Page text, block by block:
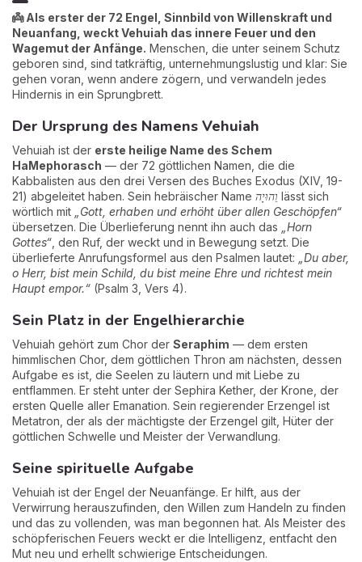
👼 Als erster der 72 Engel, Sinnbild von Willenskraft und
Neuanfang, weckt Vehuiah das innere Feuer und den
Wagemut der Anfänge. Menschen, die unter seinem Schutz
geboren sind, sind tatkräftig, unternehmungslustig und klar: Sie
gehen voran, wenn andere zögern, und verwandeln jedes
Hindernis in ein Sprungbrett.
Der Ursprung des Namens Vehuiah
Vehuiah ist der erste heilige Name des Schem
HaMephorasch — der 72 göttlichen Namen, die die
Kabbalisten aus den drei Versen des Buches Exodus (XIV, 19-
21) abgeleitet haben. Sein hebräischer Name וֵהוּיָה lässt sich
wörtlich mit
„Gott, erhaben und erhöht über allen Geschöpfen“
übersetzen. Die Überlieferung nennt ihn auch das
„Horn
Gottes“ , den Ruf, der weckt und in Bewegung setzt. Die
überlieferte Anrufungsformel aus den Psalmen lautet:
„Du aber,
o Herr, bist mein Schild, du bist meine Ehre und richtest mein
Haupt empor.“ (Psalm 3, Vers 4).
Sein Platz in der Engelhierarchie
Vehuiah gehört zum Chor der Seraphim — dem ersten
himmlischen Chor, dem göttlichen Thron am nächsten, dessen
Aufgabe es ist, die Seelen zu läutern und mit Liebe zu
entflammen. Er steht unter der Sephira Kether, der Krone, der
ersten Quelle aller Emanation. Sein regierender Erzengel ist
Metatron, der als der mächtigste der Erzengel gilt, Hüter der
göttlichen Schwelle und Meister der Verwandlung.
Seine spirituelle Aufgabe
Vehuiah ist der Engel der Neuanfänge. Er hilft, aus der
Verwirrung herauszufinden, den Willen zum Handeln zu finden
und das zu vollenden, was man begonnen hat. Als Meister des
schöpferischen Feuers weckt er die Intelligenz, entfacht den
Mut neu und erhellt schwierige Entscheidungen.